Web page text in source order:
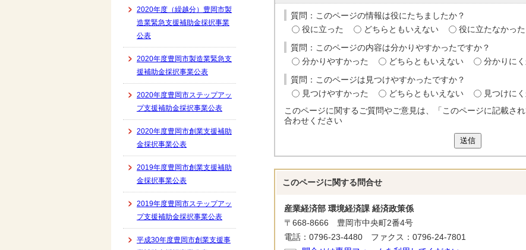
質問：このページの情報は役にたちましたか？
役に立った
どちらともいえない 役に立たなかった
質問：このページの内容は分かりやすかったですか？
分かりやすかった
どちらともいえない 分かりに
質問：このページは見つけやすかったですか？
見つけやすかった
どちらともいえない
見つけに
このページに関するご質問やご意見は、「このページに記載さ
合わせください
送信
このページに関する 問合せ
産業経済部 環境経済課 経済政策係
〒668-8666 豊岡市中央町2番4号
電話：0796-23-4480 ファクス：0796-24-7801
2020年度（繰越分）豊岡市製
造業緊急支援補助金採択事業
公表
2020年度豊岡市製造業緊急支
援補助金採択事業公表
2020年度豊岡市ステップアッ
プ支援補助金採択事業公表
2020年度豊岡市創業支援補助
金採択事業公表
2019年度豊岡市創業支援補助
金採択事業公表
2019年度豊岡市ステップアッ
プ支援補助金採択事業公表
平成30年度豊岡市創業支援事